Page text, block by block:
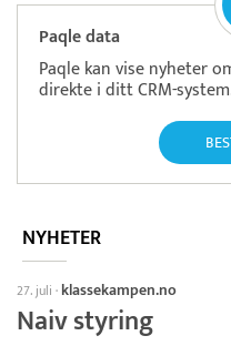
Paqle data
Paqle kan vise nyheter
direkte i ditt CRM-
NYHETER
27. juli · klassekampen.no
Naiv styring